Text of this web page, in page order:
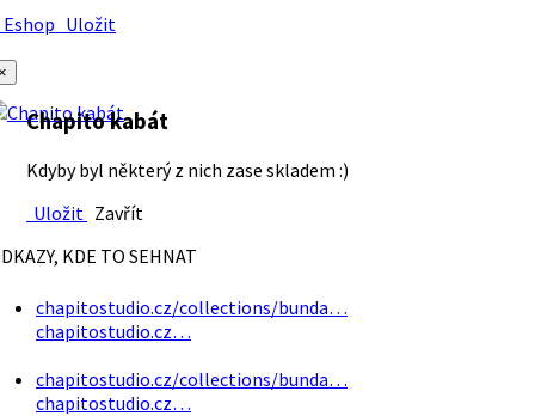
Uložit
Chapito kabát
Kdyby byl některý z nich zase skladem :)
Uložit Zavřít
KDE TO SEHNAT
chapitostudio.cz/collections/bunda…
chapitostudio.cz…
chapitostudio.cz/collections/bunda…
chapitostudio.cz…